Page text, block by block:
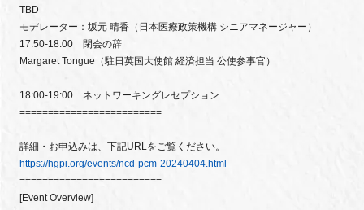
TBD
モデレーター：坂元 晴香（日本医療政策機構 シニアマネージャー）
17:50-18:00 閉会の辞
Margaret Tongue（駐日英国大使館 経済担当 公使参事官）
18:00-19:00 ネットワーキングレセプション
=========================
詳細・お申込みは、下記URLをご覧ください。
https://hgpi.org/events/ncd-pcm-20240404.html
=========================
[Event Overview]